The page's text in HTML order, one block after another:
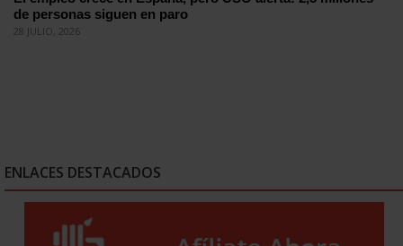
de personas siguen en paro
28 JULIO, 2026
ENLACES DESTACADOS